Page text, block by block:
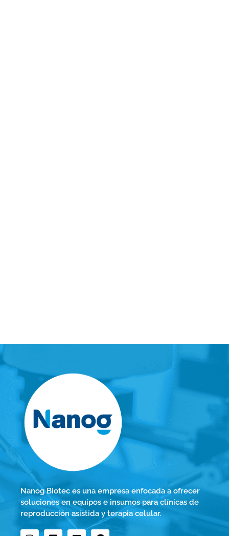
Nanog Biotec es una empresa enfocada a ofrecer
soluciones en equipos e insumos para clínicas de
reproducción asistida y terapia celular.